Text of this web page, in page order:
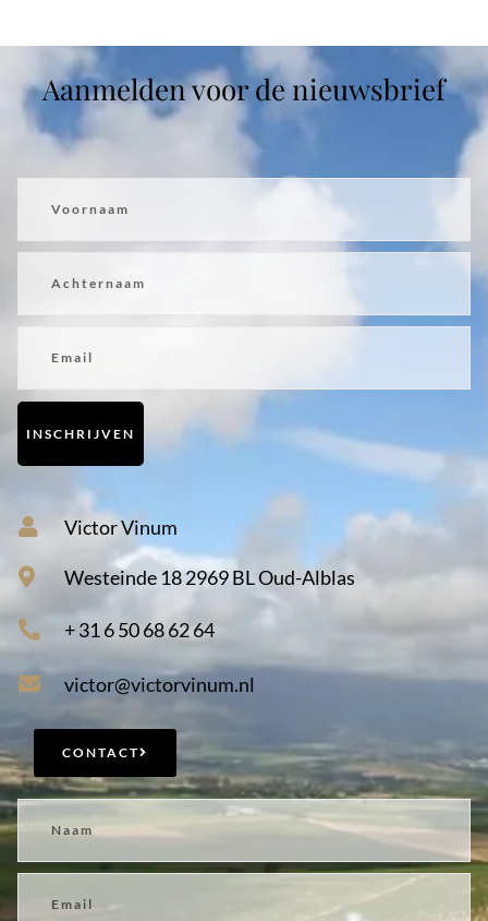
Aanmelden voor de nieuwsbrief
INSCHRIJVEN
Victor Vinum
Westeinde 18 2969 BL Oud-Alblas
+ 31 6 50 68 62 64
victor@victorvinum.nl
CONTACT